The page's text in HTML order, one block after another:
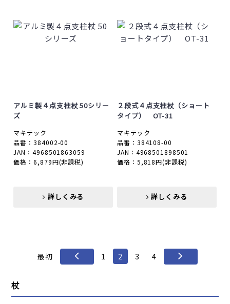
詳しくみる 詳しくみる
アルミ製４点支柱杖 50シリー
ズ
マキテック
品番：384002-00
JAN：4968501863059
価格：6,879円(非課税)
詳しくみる
２段式４点支柱杖（ショート
タイプ） OT-31
マキテック
品番：384108-00
JAN：4968501898501
価格：5,818円(非課税)
詳しくみる
最初 1 2 3 4
杖